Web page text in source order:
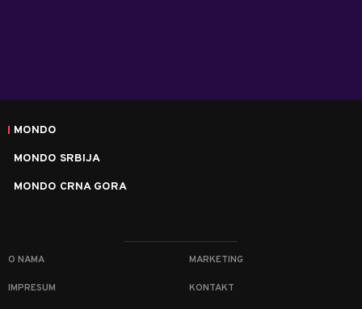
MONDO
MONDO SRBIJA
MONDO CRNA GORA
O NAMA MARKETING
IMPRESUM KONTAKT